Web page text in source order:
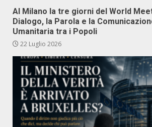
Al Milano la tre giorni del World
Dialogo, la Parola e la
Umanitaria tra i Popoli
22 Luglio 2026